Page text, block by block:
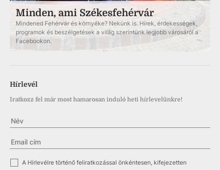
Minden, ami Székesfehérvár
Mindened Fehérvár és környéke? Nekünk is. Hírek, érdekességek,
programok és beszélgetések a világ szerintünk legjobb városáról a
Facebookon.
Hírlevél
Iratkozz fel már most hamarosan induló heti hírlevelünkre!
A Hírlevélre történő feliratkozással önkéntesen, kifejezetten